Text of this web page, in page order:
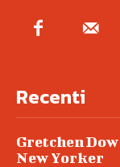
Recenti
Gretchen
New Yorker